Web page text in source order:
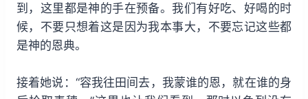
到，这里都是神的手在预备。我们有好吃、好喝的时
候，不要只想着这是因为我本事大，不要忘记这些都
是神的恩典。
接着她说：“容我往田间去，我蒙谁的恩，就在谁的身